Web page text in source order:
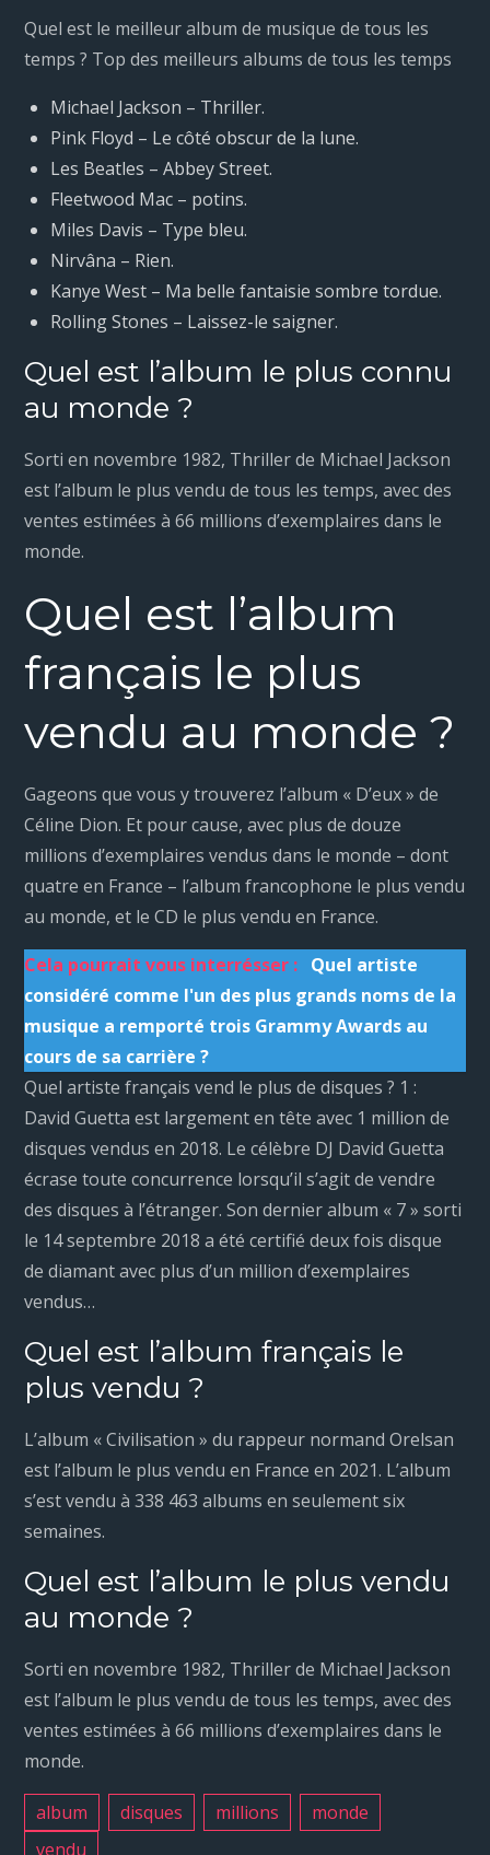
Quel est le meilleur album de musique de tous les
temps ? Top des meilleurs albums de tous les temps
Michael Jackson – Thriller.
Pink Floyd – Le côté obscur de la lune.
Les Beatles – Abbey Street.
Fleetwood Mac – potins.
Miles Davis – Type bleu.
Nirvâna – Rien.
Kanye West – Ma belle fantaisie sombre tordue.
Rolling Stones – Laissez-le saigner.
Quel est l’album le plus connu
au monde ?
Sorti en novembre 1982, Thriller de Michael Jackson
est l’album le plus vendu de tous les temps, avec des
ventes estimées à 66 millions d’exemplaires dans le
monde.
Quel est l’album
français le plus
vendu au monde ?
Gageons que vous y trouverez l’album « D’eux » de
Céline Dion. Et pour cause, avec plus de douze
millions d’exemplaires vendus dans le monde – dont
quatre en France – l’album francophone le plus vendu
au monde, et le CD le plus vendu en France.
Cela pourrait vous interrésser : Quel artiste
considéré comme l'un des plus grands noms de la
musique a remporté trois Grammy Awards au
cours de sa carrière ?
Quel artiste français vend le plus de disques ? 1 :
David Guetta est largement en tête avec 1 million de
disques vendus en 2018. Le célèbre DJ David Guetta
écrase toute concurrence lorsqu’il s’agit de vendre
des disques à l’étranger. Son dernier album « 7 » sorti
le 14 septembre 2018 a été certifié deux fois disque
de diamant avec plus d’un million d’exemplaires
vendus…
Quel est l’album français le
plus vendu ?
L’album « Civilisation » du rappeur normand Orelsan
est l’album le plus vendu en France en 2021. L’album
s’est vendu à 338 463 albums en seulement six
semaines.
Quel est l’album le plus vendu
au monde ?
Sorti en novembre 1982, Thriller de Michael Jackson
est l’album le plus vendu de tous les temps, avec des
ventes estimées à 66 millions d’exemplaires dans le
monde.
album disques millions
monde
vendu